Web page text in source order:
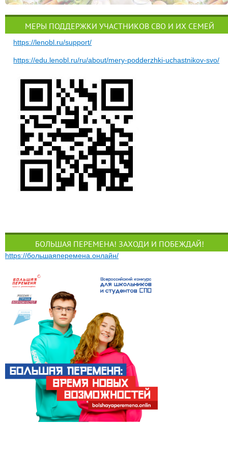
МЕРЫ ПОДДЕРЖКИ УЧАСТНИКОВ СВО И ИХ СЕМЕЙ
https://lenobl.ru/support/
https://edu.lenobl.ru/ru/about/mery-podderzhki-uchastnikov-svo/
БОЛЬШАЯ ПЕРЕМЕНА! ЗАХОДИ И ПОБЕЖДАЙ!
https://большаяперемена.онлайн/